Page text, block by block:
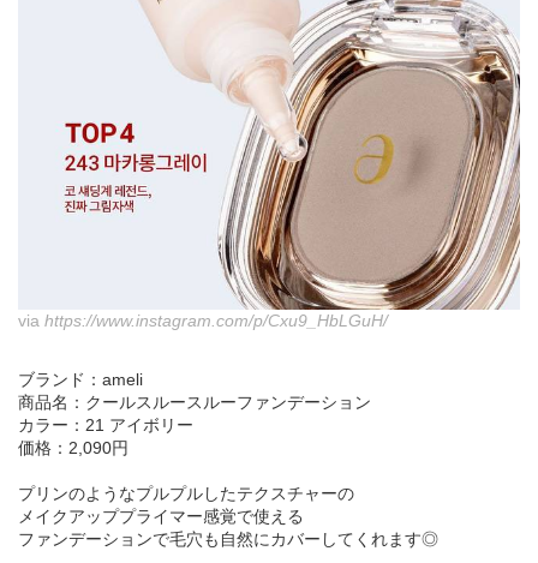
via https://www.instagram.com/p/Cxu9_HbLGuH/
ブランド：ameli
商品名：クールスルースルーファンデーション
カラー：21 アイボリー
価格：2,090円
プリンのようなプルプルしたテクスチャーの
メイクアッププライマー感覚で使える
ファンデーションで毛穴も自然にカバーしてくれます◎